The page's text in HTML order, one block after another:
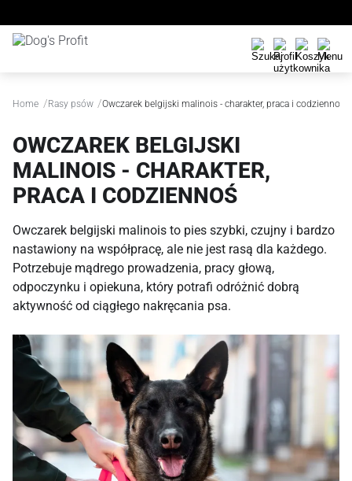
Home /Rasy psów /Owczarek belgijski malinois - charakter, praca i codziennoś
OWCZAREK BELGIJSKI
MALINOIS - CHARAKTER,
PRACA I CODZIENNOŚ
Owczarek belgijski malinois to pies szybki, czujny i bardzo
nastawiony na współpracę, ale nie jest rasą dla każdego.
Potrzebuje mądrego prowadzenia, pracy głową,
odpoczynku i opiekuna, który potrafi odróżnić dobrą
aktywność od ciągłego nakręcania psa.